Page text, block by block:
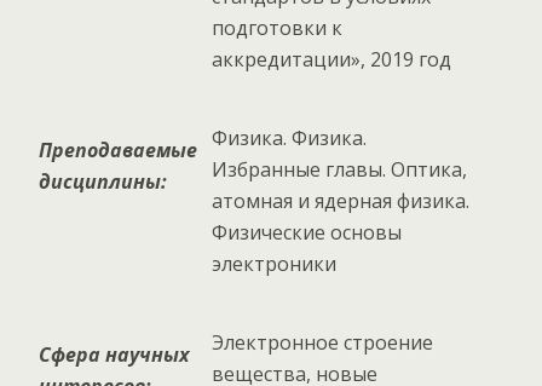
подготовки к
аккредитации», 2019 год
Преподаваемые
дисциплины:
Физика. Физика.
Избранные главы. Оптика,
атомная и ядерная физика.
Физические основы
электроники
Сфера научных
Электронное строение
вещества, новые